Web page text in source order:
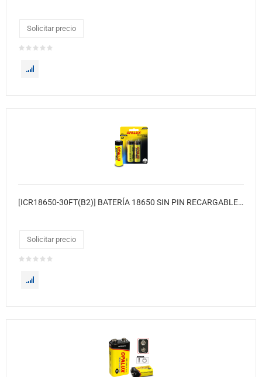
Solicitar precio
[ICR18650-30FT(B2)] BATERÍA 18650 SIN PIN RECARGABLE(FC) LI-ION 3.7V
Solicitar precio